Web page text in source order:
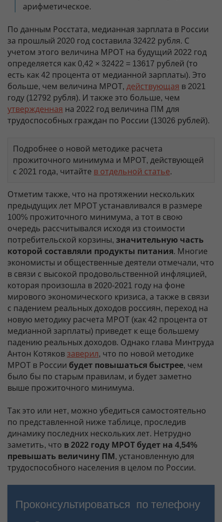
арифметическое.
По данным Росстата, медианная зарплата в России
за прошлый 2020 год составила 32422 рубля. С
учетом этого величина МРОТ на будущий 2022 год
определяется как 0,42 × 32422 = 13617 рублей (то
есть как 42 процента от медианной зарплаты). Это
больше, чем величина МРОТ, действующая в 2021
году (12792 рубля). И также это больше, чем
утвержденная на 2022 год величина ПМ для
трудоспособных граждан по России (13026 рублей).
Подробнее о новой методике расчета
прожиточного минимума и МРОТ, действующей
с 2021 года, читайте в отдельной статье.
Отметим также, что на протяжении нескольких
предыдущих лет МРОТ устанавливался в размере
100% прожиточного минимума, а тот в свою
очередь рассчитывался исходя из стоимости
потребительской корзины, значительную часть
которой составляли продукты питания. Многие
экономисты и общественные деятели отмечали, что
в связи с высокой продовольственной инфляцией,
которая произошла в 2020-2021 году на фоне
мирового экономического кризиса, а также в связи
с падением реальных доходов россиян, переход на
новую методику расчета МРОТ (как 42 процента от
медианной зарплаты) приведет к еще большему
падению реальных доходов. Однако глава Минтруда
Антон Котяков заверил, что по новой методике
МРОТ в России будет повышаться быстрее, чем
было бы по старым правилам, и будет заметно
выше прожиточного минимума.
Так это или нет, можно убедиться самостоятельно
по представленной ниже таблице, проследив
динамику последних нескольких лет. Нетрудно
заметить, что в 2022 году МРОТ будет на 4,54%
превышать величину ПМ , установленную для
трудоспособного населения в целом по России.